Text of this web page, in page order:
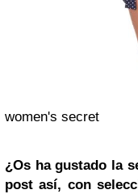
women's secret
¿Os ha gustado la
post así, con